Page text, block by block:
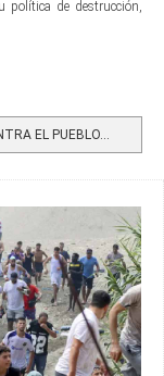
política de destrucción,
EL PUEBLO...